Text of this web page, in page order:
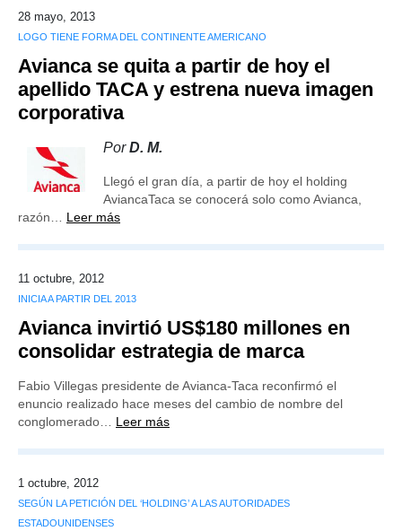
28 mayo, 2013
LOGO TIENE FORMA DEL CONTINENTE AMERICANO
Avianca se quita a partir de hoy el
apellido TACA y estrena nueva imagen
corporativa
PorD. M.
Llegó el gran día, a partir de hoy el holding
AviancaTaca se conocerá solo como Avianca,
razón… Leer más
11 octubre, 2012
INICIA A PARTIR DEL 2013
Avianca invirtió US$180 millones en
consolidar estrategia de marca
Fabio Villegas presidente de Avianca-Taca reconfirmó el
enuncio realizado hace meses del cambio de nombre del
conglomerado… Leer más
1 octubre, 2012
SEGÚN LA PETICIÓN DEL ‘HOLDING’ A LAS AUTORIDADES
ESTADOUNIDENSES